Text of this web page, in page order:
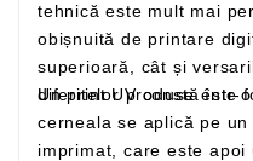
tehnică este mult mai performantă
obișnuită de printare
superioară, cât și
diferitelor
Un print UV constă într-o tehnică de printare prin care
cerneala se aplică pe un material sau obiect de
imprimat, care este apoi